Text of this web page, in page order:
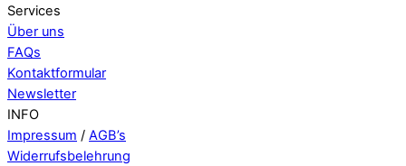
Services
Über uns
FAQs
Kontaktformular
Newsletter
INFO
Impressum / AGB’s
Widerrufsbelehrung